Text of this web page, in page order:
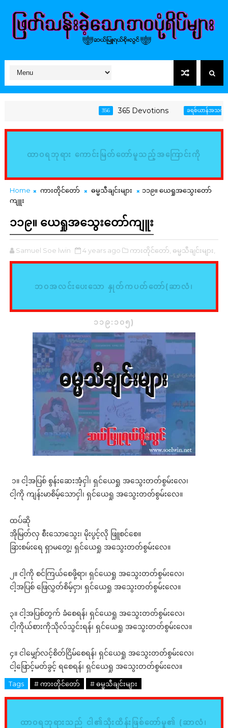
365 Devotions ခရစ်ယာန်အသက်တာ
ထာဝရဘုရား ကောင်းမြတ်တော်မူသည့်အကြောင်းကို
မြည်းစမ်း၍ သိမှတ်ကြလော့ (ဆာလံ၊ ၃၄:၈)
Home ကားတိုင်တော် ဓမ္မသီချင်းများ
၁၁၉။ ယေရှုအသွေးတော်
ကျူး
၁၁၉။ ယေရှုအသွေးတော်ကျူး
Samuel Soe lwin 4 years ago ကားတိုင်တော်, ဓမ္မသီချင်းများ,
ဘဝအလင်းပေးသော နှုတ်ကပတ်တော်(ဆာလံ၊
၁၁၉:၁၀၅)
၁။ ငါ့အပြစ် စွန်းဆေးအံ့ငှါ၊ ရှင်ယေရှု အသွေးတတ်စွမ်းလေ၊
ငါ့ကို ကျန်းမာစိမ့်သောငှါ၊ ရှင်ယေရှု အသွေးတတ်စွမ်းလေ။
ထပ်ဆို
အိုမြတ်လှ စီးသောသွေး၊ မိုးပွင့်လို ဖြူစင်စေ။
ခြားစမ်းရေ ရှာမတွေ့၊ ရှင်ယေရှု အသွေးတတ်စွမ်းလေ။
၂။ ငါ့ကို စင်ကြယ်စေဖို့ရာ၊ ရှင်ယေရှု အသွေးတတ်စွမ်းလေ၊
ငါ့အပြစ် ဖြေလွှတ်စိမ့်ငှာ၊ ရှင်ယေရှု အသွေးတတ်စွမ်းလေ။
၃။ ငါ့အပြစ်တွက် ခံစေရန်၊ ရှင်ယေရှု အသွေးတတ်စွမ်းလေ၊
ငါ့ကိုယ်စားကိုသိုလ်သွင်းရန်၊ ရှင်ယေရှု အသွေးတတ်စွမ်းလေ။
၄။ ငါမျှော်လင့်စိတ်ငြိမ်စေရန်၊ ရှင်ယေရှု အသွေးတတ်စွမ်းလေ၊
ငါ့ဖြောင့်မတ်ခွင့် ရစေရန်၊ ရှင်ယေရှု အသွေးတတ်စွမ်းလေ။
Tags # ကားတိုင်တော် # ဓမ္မသီချင်းများ
ထာဝရဘုရားသည် ငါ၏သိုးထိန်းဖြစ်တော်မူ၏ (ဆာလံ၊